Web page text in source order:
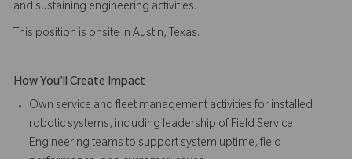
and sustaining engineering activities.
This position is onsite in Austin, Texas.
How You'll Create Impact
Own service and fleet management activities for installed
robotic systems, including leadership of Field Service
Engineering teams to support system uptime, field